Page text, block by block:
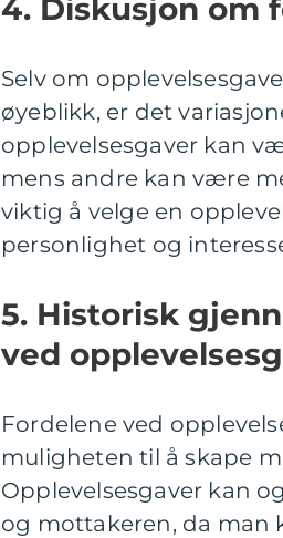
4. Diskusjon om
Selv om
øyeblikk, er det
opplevelsesgaver kan
mens andre kan være
viktig å velge en
personlighet og
5. Historisk
ved
Fordelene ved
muligheten til å skape
Opplevelsesgaver kan
og mottakeren, da man